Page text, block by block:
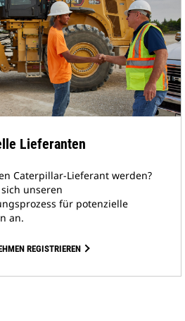
Lieferanten
Caterpillar-Lieferant werden?
unseren
für potenzielle
an.
REGISTRIEREN